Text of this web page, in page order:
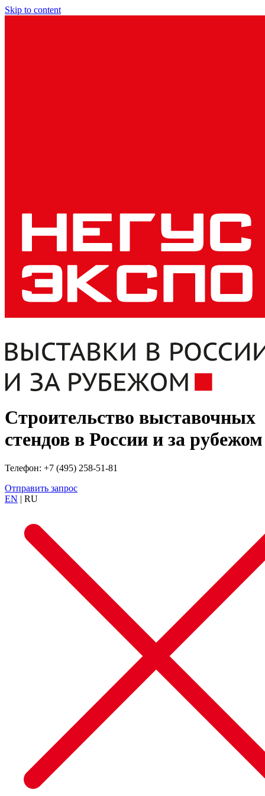
Skip to content
Строительство выставочных
стендов в России и за рубежом
Телефон: +7 (495) 258-51-81
Отправить запрос
EN | RU